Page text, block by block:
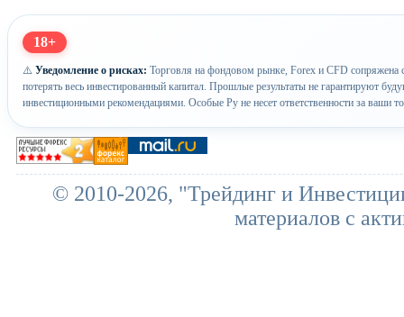
18+
⚠️ Уведомление о рисках: Торговля на фондовом рынке, Forex и CFD сопряжена
потерять весь инвестированный капитал. Прошлые результаты не гарантируют
инвестиционными рекомендациями. Особые Ру не несет ответственности за ваши
© 2010-2026, "Трейдинг и
материалов с